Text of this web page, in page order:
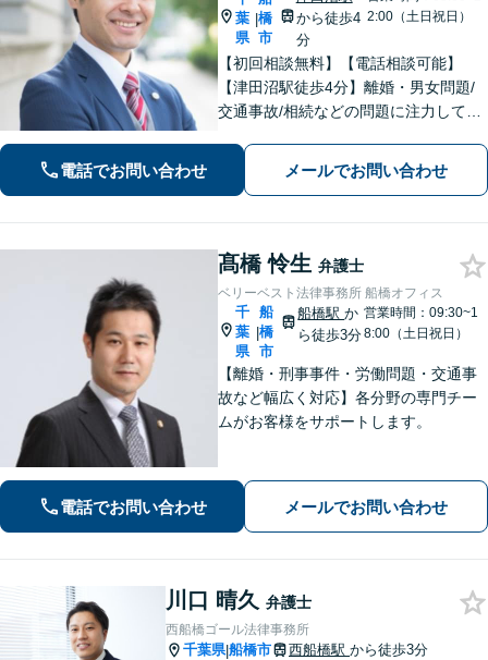
葉
県
|橋
市
から徒歩4
分
2:00（土日祝日）
【初回相談無料】【電話相談可能】
【津田沼駅徒歩4分】離婚・男女問題/
交通事故/相続などの問題に注力してい
電話でお問い合わせ メールでお問い合わせ
髙橋 怜生 弁護士
ベリーベスト法律事務所 船橋オフィス
千
葉
県
|
船
橋
市
船橋駅か
ら徒歩3分
営業時間：09:30~1
8:00（土日祝日）
【離婚・刑事事件・労働問題・交通事
故など幅広く対応】各分野の専門チー
ムがお客様をサポートします。
電話でお問い合わせ メールでお問い合わせ
川口 晴久 弁護士
西船橋ゴール法律事務所
千葉県|船橋市 西船橋駅 から徒歩3分